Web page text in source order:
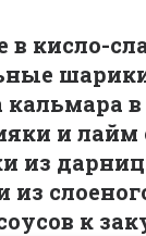
кальмара в
и лайм
из
к